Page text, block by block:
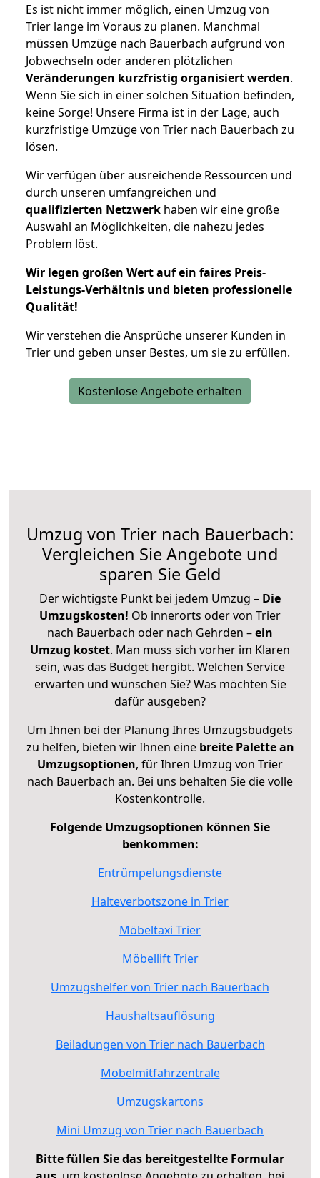
Es ist nicht immer möglich, einen Umzug von
Trier lange im Voraus zu planen. Manchmal
müssen Umzüge nach Bauerbach aufgrund von
Jobwechseln oder anderen plötzlichen
Veränderungen kurzfristig organisiert werden.
Wenn Sie sich in einer solchen Situation befinden,
keine Sorge! Unsere Firma ist in der Lage, auch
kurzfristige Umzüge von Trier nach Bauerbach zu
lösen.
Wir verfügen über ausreichende Ressourcen und
durch unseren umfangreichen und
qualifizierten Netzwerk haben wir eine große
Auswahl an Möglichkeiten, die nahezu jedes
Problem löst.
Wir legen großen Wert auf ein faires Preis-
Leistungs-Verhältnis und bieten professionelle
Qualität!
Wir verstehen die Ansprüche unserer Kunden in
Trier und geben unser Bestes, um sie zu erfüllen.
Kostenlose Angebote erhalten
Umzug von Trier nach Bauerbach:
Vergleichen Sie Angebote und
sparen Sie Geld
Der wichtigste Punkt bei jedem Umzug – Die
Umzugskosten! Ob innerorts oder von Trier
nach Bauerbach oder nach Gehrden –ein
Umzug kostet. Man muss sich vorher im Klaren
sein, was das Budget hergibt. Welchen Service
erwarten und wünschen Sie? Was möchten Sie
dafür ausgeben?
Um Ihnen bei der Planung Ihres Umzugsbudgets
zu helfen, bieten wir Ihnen eine breite Palette an
Umzugsoptionen, für Ihren Umzug von Trier
nach Bauerbach an. Bei uns behalten Sie die volle
Kostenkontrolle.
Folgende Umzugsoptionen können Sie
benkommen:
Entrümpelungsdienste
Halteverbotszone in Trier
Möbeltaxi Trier
Möbellift Trier
Umzugshelfer von Trier nach Bauerbach
Haushaltsauflösung
Beiladungen von Trier nach Bauerbach
Möbelmitfahrzentrale
Umzugskartons
Mini Umzug von Trier nach Bauerbach
Bitte füllen Sie das bereitgestellte Formular